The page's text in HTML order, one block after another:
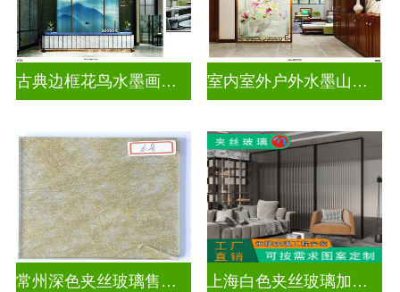
古典边框花鸟水墨画玻璃 室内室外户外水墨山水画玻璃
常州深色夹丝玻璃售价多少 上海白色夹丝玻璃加工厂